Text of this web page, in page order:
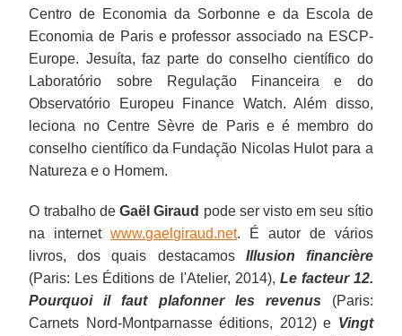
Centro de Economia da Sorbonne e da Escola de
Economia de Paris e professor associado na ESCP-
Europe. Jesuíta, faz parte do conselho científico do
Laboratório sobre Regulação Financeira e do
Observatório Europeu Finance Watch. Além disso,
leciona no Centre Sèvre de Paris e é membro do
conselho científico da Fundação Nicolas Hulot para a
Natureza e o Homem.
O trabalho deGaël Giraud pode ser visto em seu sítio
na internetwww.gaelgiraud.net. É autor de vários
livros, dos quais destacamos Illusion financière
(Paris: Les Éditions de l'Atelier, 2014), Le facteur 12.
Pourquoi il faut plafonner les revenus (Paris:
Carnets Nord-Montparnasse éditions, 2012) e Vingt